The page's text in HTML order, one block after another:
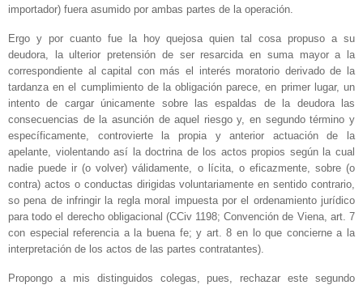
importador) fuera asumido por ambas partes de la operación.
Ergo y por cuanto fue la hoy quejosa quien tal cosa propuso a su
deudora, la ulterior pretensión de ser resarcida en suma mayor a la
correspondiente al capital con más el interés moratorio derivado de la
tardanza en el cumplimiento de la obligación parece, en primer lugar, un
intento de cargar únicamente sobre las espaldas de la deudora las
consecuencias de la asunción de aquel riesgo y, en segundo término y
específicamente, controvierte la propia y anterior actuación de la
apelante, violentando así la doctrina de los actos propios según la cual
nadie puede ir (o volver) válidamente, o lícita, o eficazmente, sobre (o
contra) actos o conductas dirigidas voluntariamente en sentido contrario,
so pena de infringir la regla moral impuesta por el ordenamiento jurídico
para todo el derecho obligacional (CCiv 1198; Convención de Viena, art. 7
con especial referencia a la buena fe; y art. 8 en lo que concierne a la
interpretación de los actos de las partes contratantes).
Propongo a mis distinguidos colegas, pues, rechazar este segundo